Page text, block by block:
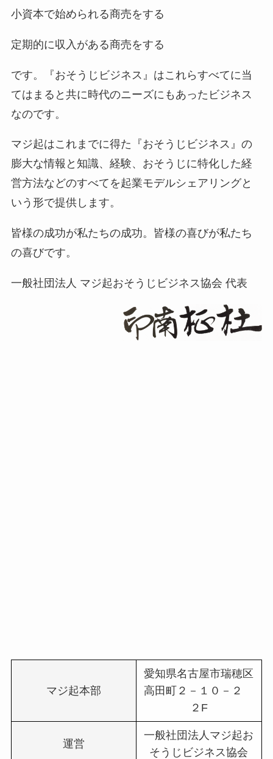
小資本で始められる商売をする
定期的に収入がある商売をする
です。『おそうじビジネス』はこれらすべてに当
てはまると共に時代のニーズにもあったビジネス
なのです。
マジ起はこれまでに得た『おそうじビジネス』の
膨大な情報と知識、経験、おそうじに特化した経
営方法などのすべてを起業モデルシェアリングと
いう形で提供します。
皆様の成功が私たちの成功。皆様の喜びが私たち
の喜びです。
一般社団法人 マジ起おそうじビジネス協会 代表
マジ起本部
愛知県名古屋市瑞穂区
高田町２－１０－２
２F
運営
一般社団法人マジ起お
そうじビジネス協会